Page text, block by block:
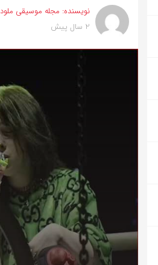
نویسنده: مجله موسیقی ملود
2 سال پیش